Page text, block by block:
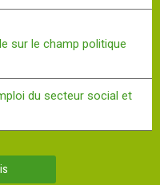
sur le champ politique
du secteur social et